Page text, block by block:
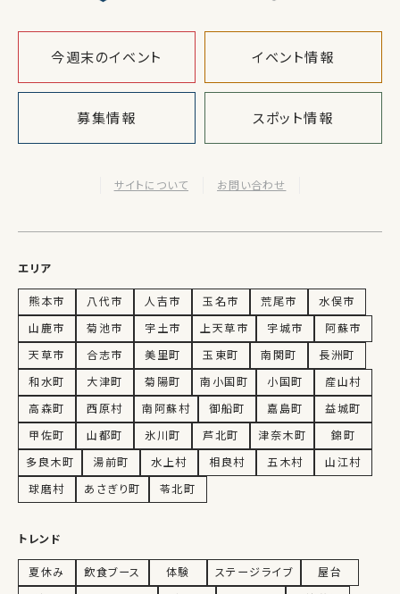
今週末のイベント イベント情報
募集情報 スポット情報
サイトについて お問い合わせ
エリア
熊本市 八代市 人吉市 玉名市 荒尾市
水俣市
山鹿市
菊池市 宇土市 上天草市 宇城市
阿蘇市
天草市
合志市 美里町 玉東町 南関町
長洲町
和水町
大津町 菊陽町 南小国町 小国町
産山村
高森町
西原村 南阿蘇村 御船町 嘉島町
益城町
甲佐町
山都町 氷川町 芦北町 津奈木町
錦町
多良木町
湯前町 水上村 相良村 五木村
山江村
球磨村
あさぎり町 苓北町
トレンド
夏休み 飲食ブース 体験 ステージライブ
屋台